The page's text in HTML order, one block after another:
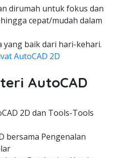
dirumah untuk fokus dan
cepat/mudah dalam
yang baik dari hari-kehari.
AutoCAD 2D
AutoCAD
2D dan Tools-Tools
bersama Pengenalan